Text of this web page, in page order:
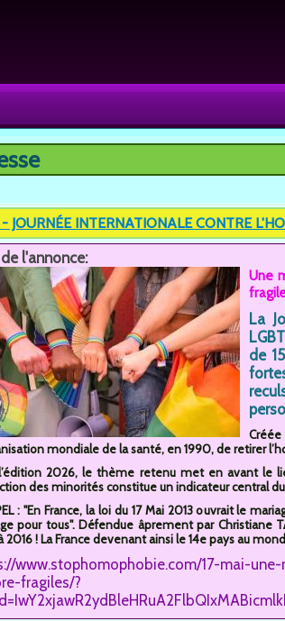
ici
JOURNÉE INTERNATIONALE CONTRE
l'annonce:
Une
La
de
mondiale de la santé, en 1990, de retirer
2026, le thème retenu met en avant le
des minorités constitue un indicateur central
: "En France, la loi du 17 Mai 2013 ouvrait le
pour tous". Défendue âprement par Christiane
2016 ! La France devenant ainsi le 14e pays au
www.stophomophobie.com/17-mai-
fragiles/?